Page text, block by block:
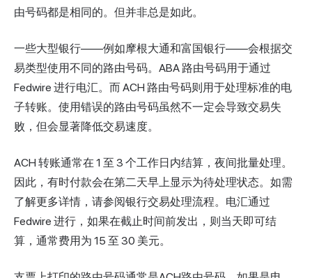
由号码都是相同的。但并非总是如此。
一些大型银行——例如摩根大通和富国银行——会根据交
易类型使用不同的路由号码。ABA 路由号码用于通过
Fedwire 进行电汇。而 ACH 路由号码则用于处理标准的电
子转账。使用错误的路由号码虽然不一定会导致交易失
败，但会显著降低交易速度。
ACH 转账通常在 1 至 3 个工作日内结算，夜间批量处理。
因此，有时付款会在第二天早上显示为待处理状态。如需
了解更多详情，请参阅银行交易处理流程。电汇通过
Fedwire 进行，如果在截止时间前发出，则当天即可结
算，通常费用为 15 至 30 美元。